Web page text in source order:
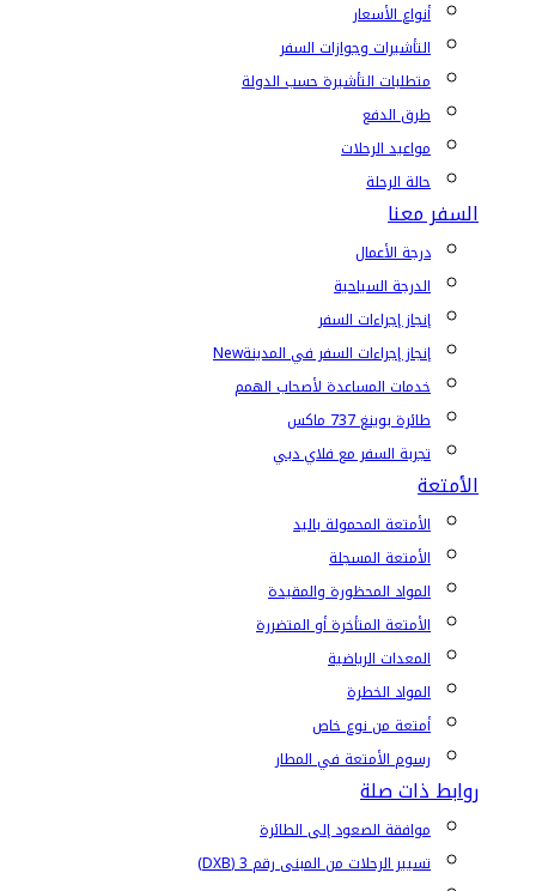
أنواع الأسعار
التأشيرات وجوازات السفر
متطلبات التأشيرة حسب الدولة
طرق الدفع
مواعيد الرحلات
حالة الرحلة
السفر معنا
درجة الأعمال
الدرجة السياحية
إنجاز إجراءات السفر
إنجاز إجراءات السفر في المدينةNew
خدمات المساعدة لأصحاب الهمم
طائرة بوينغ 737 ماكس
تجربة السفر مع فلاي دبي
الأمتعة
الأمتعة المحمولة باليد
الأمتعة المسجلة
المواد المحظورة والمقيدة
الأمتعة المتأخرة أو المتضررة
المعدات الرياضية
المواد الخطرة
أمتعة من نوع خاص
رسوم الأمتعة في المطار
روابط ذات صلة
موافقة الصعود إلى الطائرة
تسيير الرحلات من المبنى رقم 3 (DXB)